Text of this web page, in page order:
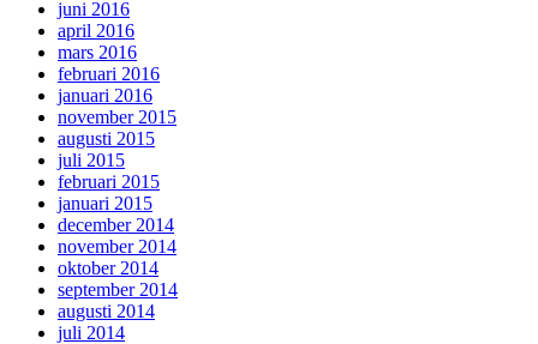
juni 2016
april 2016
mars 2016
februari 2016
januari 2016
november 2015
augusti 2015
juli 2015
februari 2015
januari 2015
december 2014
november 2014
oktober 2014
september 2014
augusti 2014
juli 2014